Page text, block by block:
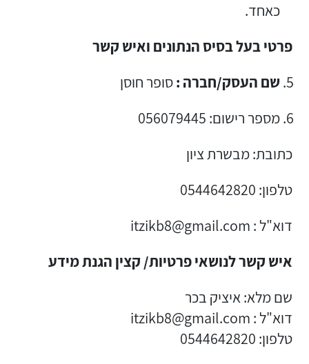
כאחד.
פרטי בעל בסיס הנתונים ואיש קשר
שם העסק/חברה :סופר חוסן
מספר רישום: 056079445
כתובת: מבשרת ציון
טלפון: 0544642820
דוא"ל : itzikb8@gmail.com
איש קשר לנושאי פרטיות/ קצין הגנת מידע
שם מלא: איציק בכר
דוא"ל : itzikb8@gmail.com
טלפון: 0544642820